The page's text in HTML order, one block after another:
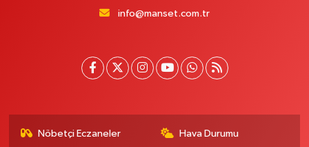
info@manset.com.tr
Nöbetçi Eczaneler Hava Durumu